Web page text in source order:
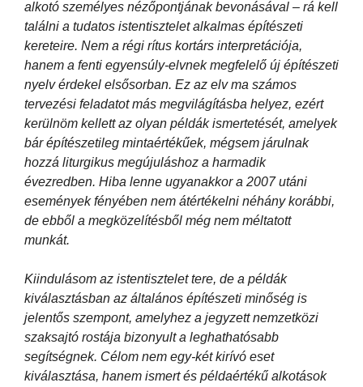
alkotó személyes nézőpontjának bevonásával – rá kell
találni a tudatos istentisztelet alkalmas építészeti
kereteire. Nem a régi rítus kortárs interpretációja,
hanem a fenti egyensúly-elvnek megfelelő új építészeti
nyelv érdekel elsősorban. Ez az elv ma számos
tervezési feladatot más megvilágításba helyez, ezért
kerülnöm kellett az olyan példák ismertetését, amelyek
bár építészetileg mintaértékűek, mégsem járulnak
hozzá liturgikus megújuláshoz a harmadik
évezredben. Hiba lenne ugyanakkor a 2007 utáni
események fényében nem átértékelni néhány korábbi,
de ebből a megközelítésből még nem méltatott
munkát.
Kiindulásom az istentisztelet tere, de a példák
kiválasztásban az általános építészeti minőség is
jelentős szempont, amelyhez a jegyzett nemzetközi
szaksajtó rostája bizonyult a leghathatósabb
segítségnek. Célom nem egy-két kirívó eset
kiválasztása, hanem ismert és példaértékű alkotások